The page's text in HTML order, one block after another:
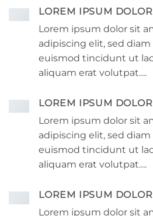
LOREM IPSUM
Lorem ipsum dolor sit
adipiscing elit, sed
euismod tincidunt ut
aliquam erat volutpat….
LOREM IPSUM
Lorem ipsum dolor sit
adipiscing elit, sed
euismod tincidunt ut
aliquam erat volutpat….
LOREM IPSUM
Lorem ipsum dolor sit